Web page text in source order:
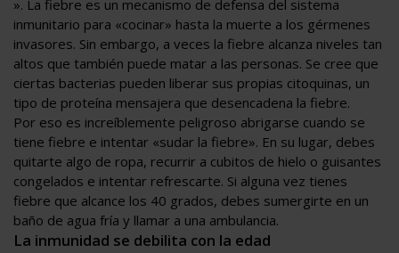
». La fiebre es un mecanismo de defensa del sistema
inmunitario para «cocinar» hasta la muerte a los gérmenes
invasores. Sin embargo, a veces la fiebre alcanza niveles tan
altos que también puede matar a las personas. Se cree que
ciertas bacterias pueden liberar sus propias citoquinas, un
tipo de proteína mensajera que desencadena la fiebre.
Por eso es increíblemente peligroso abrigarse cuando se
tiene fiebre e intentar «sudar la fiebre». En su lugar, debes
quitarte algo de ropa, recurrir a cubitos de hielo o guisantes
congelados e intentar refrescarte. Si alguna vez tienes
fiebre que alcance los 40 grados, debes sumergirte en un
baño de agua fría y llamar a una ambulancia.
La inmunidad se debilita con la edad